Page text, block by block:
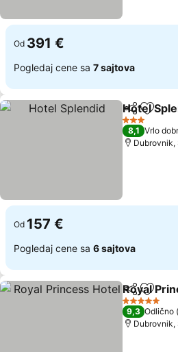
Od 391 €
Pogledaj cene sa 7 sajtova
Deli
Hotel
3 Zvezdice
8,1 Vrlo
Dubrovnik,
Od 157 €
Pogledaj cene sa 6 sajtova
Deli
Royal
5 Zvezdice
9,3 Odlično
Dubrovnik,